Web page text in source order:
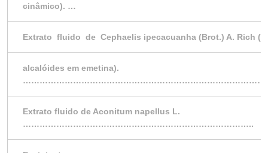
cinâmico). …
Extrato fluido de Cephaelis ipecacuanha (Brot.) A. Rich
alcalóides em emetina).
Extrato fluido de Aconitum napellus L.
………………………………………………………………………..